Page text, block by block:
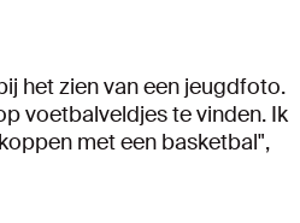
het zien van een jeugdfoto.
voetbalveldjes te vinden. Ik
met een basketbal",